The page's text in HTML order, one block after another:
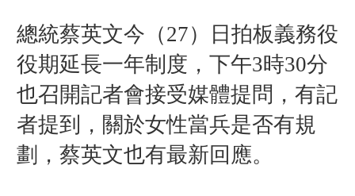
總統蔡英文今（27）日拍板義務役
役期延長一年制度，下午3時30分
也召開記者會接受媒體提問，有記
者提到，關於女性當兵是否有規
劃，蔡英文也有最新回應。